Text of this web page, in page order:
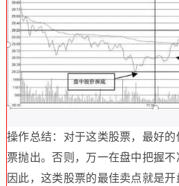
操作总结：对于这类股票，最好
票抛出。否则，万一在盘中把握不
因此，这类股票的最佳卖点就是开